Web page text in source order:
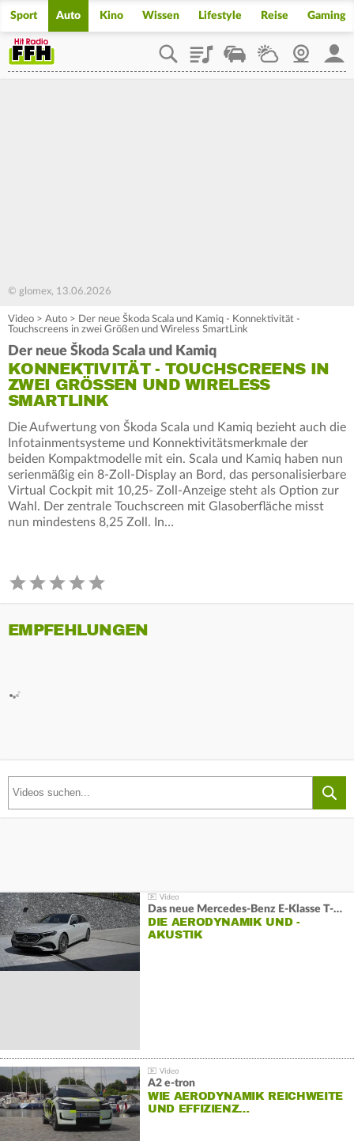
Sport Auto Kino Wissen Lifestyle Reise Gaming
PlaylistStaupilotWetterWebcam
© glomex, 13.06.2026
Video > Auto > Der neue Škoda Scala und Kamiq - Konnektivität -
Touchscreens in zwei Größen und Wireless SmartLink
Der neue Škoda Scala und Kamiq
KONNEKTIVITÄT - TOUCHSCREENS IN
ZWEI GRÖSSEN UND WIRELESS S
MARTLINK
Die Aufwertung von Škoda Scala und Kamiq bezieht auch die
Infotainmentsysteme und Konnektivitätsmerkmale der
beiden Kompaktmodelle mit ein. Scala und Kamiq haben nun
serienmäßig ein 8-Zoll-Display an Bord, das personalisierbare
Virtual Cockpit mit 10,25- Zoll-Anzeige steht als Option zur
Wahl. Der zentrale Touchscreen mit Glasoberfläche misst
nun mindestens 8,25 Zoll. In…
EMPFEHLUNGEN
Das neue Mercedes-Benz E-Klasse T-Modell
DIE AERODYNAMIK UND -
AKUSTIK
A2 e-tron
WIE AERODYNAMIK REICHWEITE
UND EFFIZIENZ…